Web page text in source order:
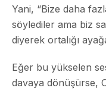
Yani, “Bize daha
söylediler ama biz
diyerek ortalığı
Eğer bu yükselen
davaya dönüşürse,